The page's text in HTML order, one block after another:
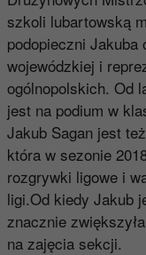
szkoli lubartowską
podopieczni Jakuba
wojewódzkiej i
ogólnopolskich. Od
jest na podium w
Jakub Sagan jest
która w sezonie
rozgrywki ligowe i
ligi.Od kiedy Jakub
znacznie
na zajęcia sekcji.